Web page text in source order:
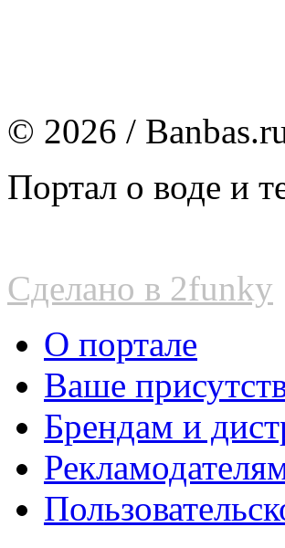
© 2026 /
Портал о воде и
Сделано в 2funky
О портале
Ваше
Брендам и